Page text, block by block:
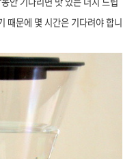
때문에 몇 시간은 기다려야 합니